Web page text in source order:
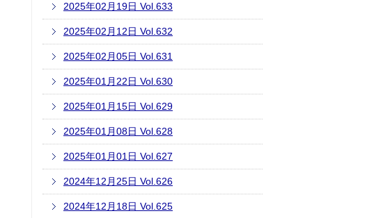
2025年02月19日 Vol.633
2025年02月12日 Vol.632
2025年02月05日 Vol.631
2025年01月22日 Vol.630
2025年01月15日 Vol.629
2025年01月08日 Vol.628
2025年01月01日 Vol.627
2024年12月25日 Vol.626
2024年12月18日 Vol.625